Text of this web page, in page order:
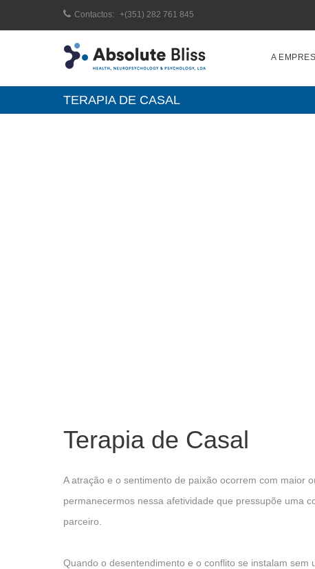
Contactos: +(351) 282 761 845
A
TERAPIA DE CASAL
Terapia de Casal
A atração e o sentimento de paixão ocorrem com maior
permanecermos nessa afetividade que pressupõe uma
parceiro.
Quando o desentendimento e o conflito se instalam